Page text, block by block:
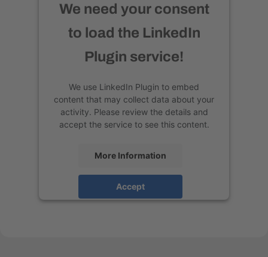
We need your consent
to load the LinkedIn
Plugin service!
We use LinkedIn Plugin to embed
content that may collect data about your
activity. Please review the details and
accept the service to see this content.
More Information
Accept